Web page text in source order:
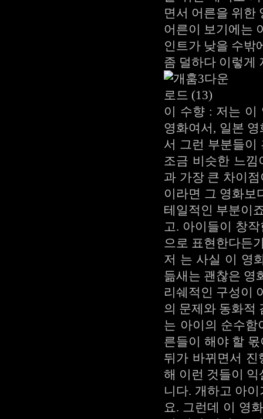
면서 어른을 위한
어른이 보기에는
인트가 낮을 수밖
좀 덜하다 이렇게
이 수향 : 저는 이
영화여서, 일본
서 그런 부분들이
조금 비슷한 느낌
과 가장 큰 차이
이라면 그 영화보
테일적인 부분이
고. 아이들이 창
으로 표현한다든
저 는 사실 이 영
듦새는 괜찮은 영
리쉐적인 구성이
의 문제와 동화적
는 아이의 순수함
른들이 해야 할
뒤가 바뀌면서 진
해 이런 것들이
니다. 개하고 아
요. 그런데 이 영